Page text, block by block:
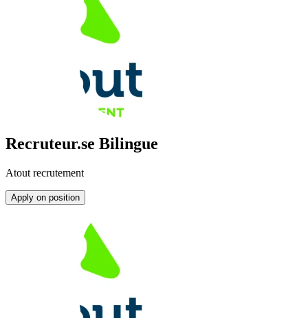
Recruteur.se Bilingue
Atout recrutement
Apply on position